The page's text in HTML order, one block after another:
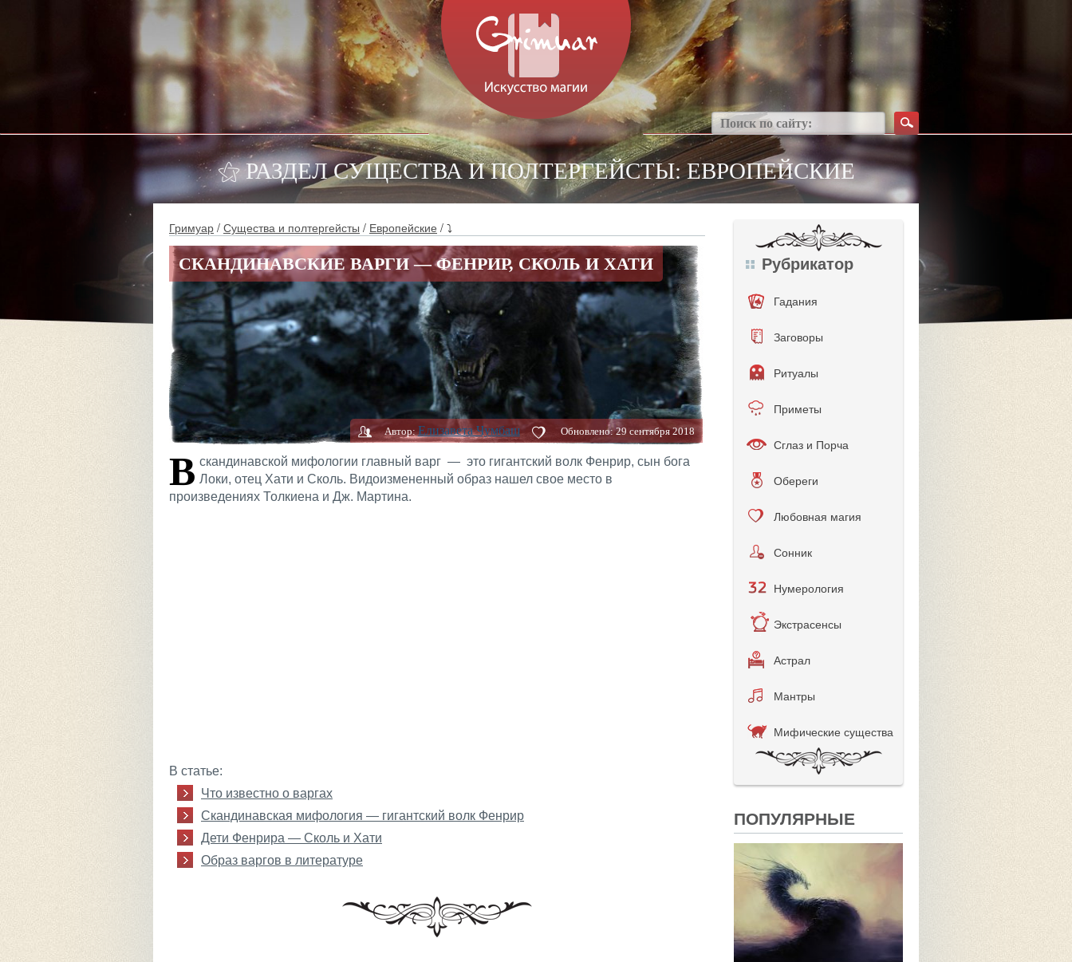
⚝ РАЗДЕЛ СУЩЕСТВА И ПОЛТЕРГЕЙСТЫ: ЕВРОПЕЙСКИЕ
Гримуар / Существа и полтергейсты / Европейские / ⤵
СКАНДИНАВСКИЕ ВАРГИ — ФЕНРИР, СКОЛЬ И ХАТИ
Автор: Елизавета Чумбаш Обновлено:29 сентября 2018
В скандинавской мифологии главный варг — это гигантский волк Фенрир, сын бога
Локи, отец Хати и Сколь. Видоизмененный образ нашел свое место в
произведениях Толкиена и Дж. Мартина.
В статье:
Что известно о варгах
Скандинавская мифология — гигантский волк Фенрир
Дети Фенрира — Сколь и Хати
Образ варгов в литературе
Рубрикатор
Гадания
Заговоры
Ритуалы
Приметы
Сглаз и Порча
Обереги
Любовная магия
Сонник
Нумерология
Экстрасенсы
Астрал
Мантры
Мифические существа
ПОПУЛЯРНЫЕ